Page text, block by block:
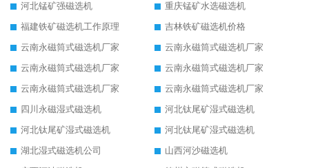
河北锰矿强磁选机
重庆锰矿水选磁选机
福建铁矿磁选机工作原理
吉林铁矿磁选机价格
云南永磁筒式磁选机厂家
云南永磁筒式磁选机厂家
云南永磁筒式磁选机厂家
云南永磁筒式磁选机厂家
云南永磁筒式磁选机厂家
云南永磁筒式磁选机厂家
四川永磁湿式磁选机
河北钛尾矿湿式磁选机
河北钛尾矿湿式磁选机
河北钛尾矿湿式磁选机
湖北湿式磁选机公司
山西河沙磁选机